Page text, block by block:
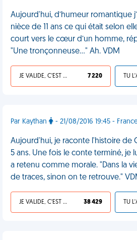
Aujourd'hui, d’humeur romantique
nièce de 11 ans ce qui était selon
court vers le cœur d’un homme,
"Une tronçonneuse..." Ah. VDM
JE VALIDE, C'EST UNE VDM 7 220
Par Kaythan - 21/08/2016 19:45 -
Aujourd'hui, je raconte l'histoire de
5 ans. Une fois le conte terminé, je
a retenu comme morale. "Dans la
de traces, sinon on te retrouve."
JE VALIDE, C'EST UNE VDM 38 429